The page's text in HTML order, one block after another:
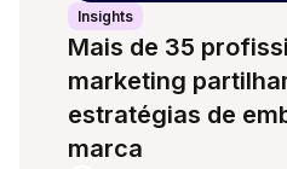
Insights
Mais de 35
marketing
estratégias de
marca